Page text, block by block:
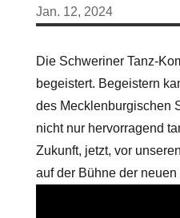
Jan. 12, 2024
Die Schweriner Tanz-
begeistert. Begeistern
des Mecklenburgischen
nicht nur hervorragend
Zukunft, jetzt, vor
auf der Bühne der